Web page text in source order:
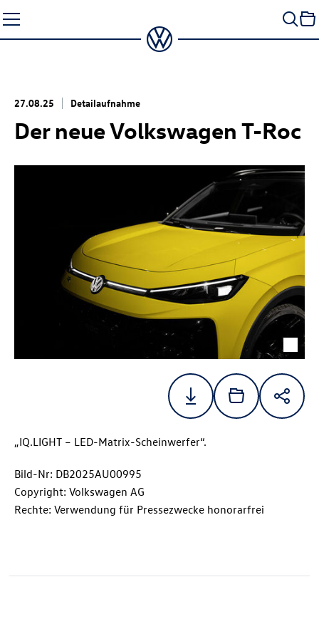
Seiteninhalt
springen
27.08.25 Detailaufnahme
Der neue Volkswagen T-Roc
„IQ.LIGHT – LED-Matrix-Scheinwerfer“.
Bild-Nr: DB2025AU00995
Copyright: Volkswagen AG
Rechte: Verwendung für Pressezwecke honorarfrei